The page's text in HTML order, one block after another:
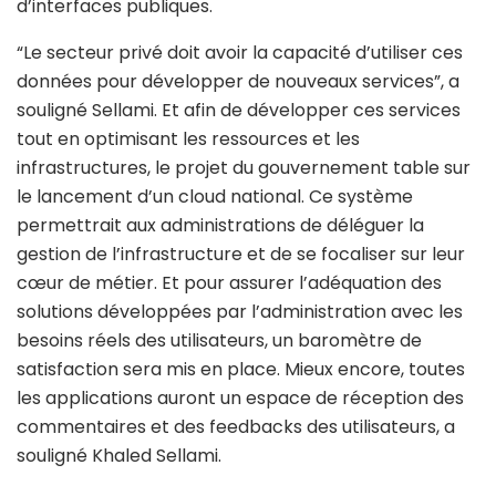
d’interfaces publiques.
“Le secteur privé doit avoir la capacité d’utiliser ces
données pour développer de nouveaux services”, a
souligné Sellami. Et afin de développer ces services
tout en optimisant les ressources et les
infrastructures, le projet du gouvernement table sur
le lancement d’un cloud national. Ce système
permettrait aux administrations de déléguer la
gestion de l’infrastructure et de se focaliser sur leur
cœur de métier. Et pour assurer l’adéquation des
solutions développées par l’administration avec les
besoins réels des utilisateurs, un baromètre de
satisfaction sera mis en place. Mieux encore, toutes
les applications auront un espace de réception des
commentaires et des feedbacks des utilisateurs, a
souligné Khaled Sellami.